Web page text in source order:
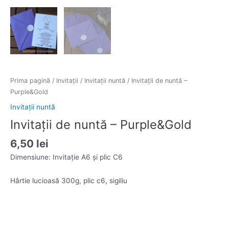
Prima pagină / Invitații / Invitații nuntă / Invitații de nuntă –
Purple&Gold
Invitații nuntă
Invitații de nuntă – Purple&Gold
6,50 lei
Dimensiune: Invitație A6 și plic C6
Hârtie lucioasă 300g, plic c6, sigiliu